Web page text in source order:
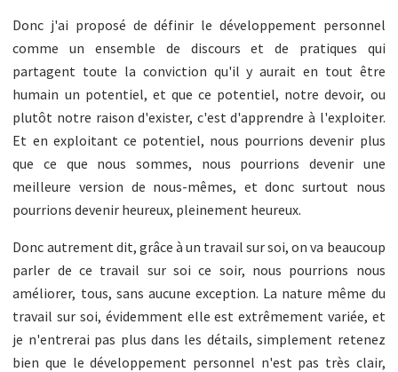
Donc j'ai proposé de définir le développement personnel
comme un ensemble de discours et de pratiques qui
partagent toute la conviction qu'il y aurait en tout être
humain un potentiel, et que ce potentiel, notre devoir, ou
plutôt notre raison d'exister, c'est d'apprendre à l'exploiter.
Et en exploitant ce potentiel, nous pourrions devenir plus
que ce que nous sommes, nous pourrions devenir une
meilleure version de nous-mêmes, et donc surtout nous
pourrions devenir heureux, pleinement heureux.
Donc autrement dit, grâce à un travail sur soi, on va beaucoup
parler de ce travail sur soi ce soir, nous pourrions nous
améliorer, tous, sans aucune exception. La nature même du
travail sur soi, évidemment elle est extrêmement variée, et
je n'entrerai pas plus dans les détails, simplement retenez
bien que le développement personnel n'est pas très clair,